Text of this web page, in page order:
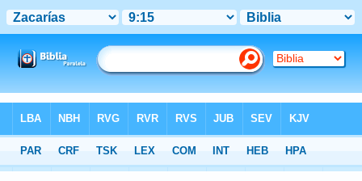
>Zacarías Capítulo 9 > Verso 15